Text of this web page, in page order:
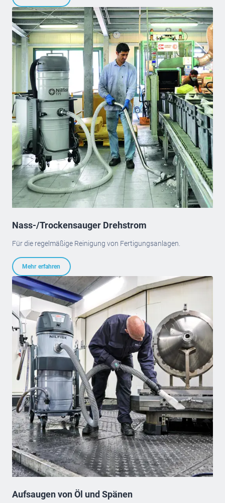
Nass-/Trockensauger Drehstrom
Für die regelmäßige Reinigung von Fertigungsanlagen.
Mehr erfahren
Aufsaugen von Öl und Spänen